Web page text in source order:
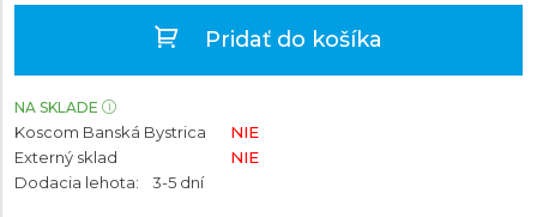
Pridať do košíka
NA SKLADE
Koscom Banská Bystrica
NIE
Externý sklad
NIE
Dodacia lehota:
3-5 dní